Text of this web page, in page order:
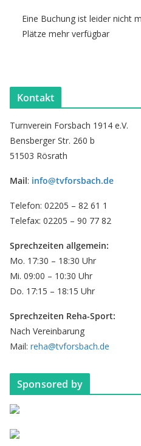
Eine Buchung ist leider nicht
Plätze mehr verfügbar
Kontakt
Turnverein Forsbach 1914 e.V.
Bensberger Str. 260 b
51503 Rösrath
Mail: info@tvforsbach.de
Telefon: 02205 – 82 61 1
Telefax: 02205 – 90 77 82
Sprechzeiten allgemein:
Mo. 17:30 – 18:30 Uhr
Mi. 09:00 – 10:30 Uhr
Do. 17:15 – 18:15 Uhr
Sprechzeiten Reha-Sport:
Nach Vereinbarung
Mail: reha@tvforsbach.de
Sponsored by